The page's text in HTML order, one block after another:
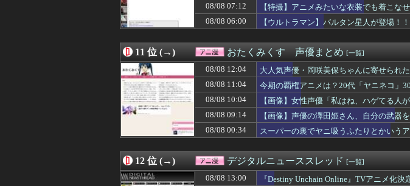
08/07 22:52
【魂ネイションズ】「S.H.Figuarts」ほか 2026年8月発
08/07 22:51
【プリキュア】公式がイベント参加者へ撮影マナーを
08/07 22:37
【鳴潮】Animester「リンネー」フィギュア【原型公開
08/07 22:34
お盆で一気見すべきアニメ教えてや
08/07 22:33
【謎】雨宮天さん、声優雑誌で搾乳
08/07 22:30
【悲報】お前らアニメにわかが過ぎてこのアニメ知ら
08/07 22:28
【画像】エッチなソシャゲキャラ、水着姿を主人公に
08/07 22:22
【驚愕】名作『リゼロ』凄い事に気付いたｗｗｗｗ『
08/07 22:05
「ドラゴンボール」の孫悟飯という、格落ちと最上位返
08/07 22:05
【エロ漫画】TSエロ漫画主人公「起きたら美少女にな
※コロニーに雑草は生えるのか？
08/07 22:00
【衝撃】ドラクエ6をとんでもないクオリティでアニメ
08/07 21:45
「攻殻機動隊」5話感想 人生って厳しいわ。価値ある仕
08/07 21:35
【名探偵プリキュア】エリザさんワンチャンある？
08/07 21:12
【スターウォーズ】グローグーってすごい人気あるん
08/08 07:12
【特撮】アニメみたいな衣装でも着こな
08/08 06:00
【ウルトラマン】バルタン星人が登場！
11 位 (→) おたくみくす 声優まとめ [一覧]
08/08 12:04
大人気声優・岡咲美保ちゃんに寄せられ
08/08 11:04
今期の覇権アニメは？20代「ヤニネコ」
08/08 10:04
【画像】女性声優「私はね、ハゲてる人が
08/08 09:14
【画像】声優の澤田姫さん、自分の武器
08/08 00:34
スーパーの裏でヤニ吸うふたりとかいう
12 位 (→) デジタルニューススレッド [一覧]
08/08 13:00
『Destiny Unchain Online』TVアニメ化決